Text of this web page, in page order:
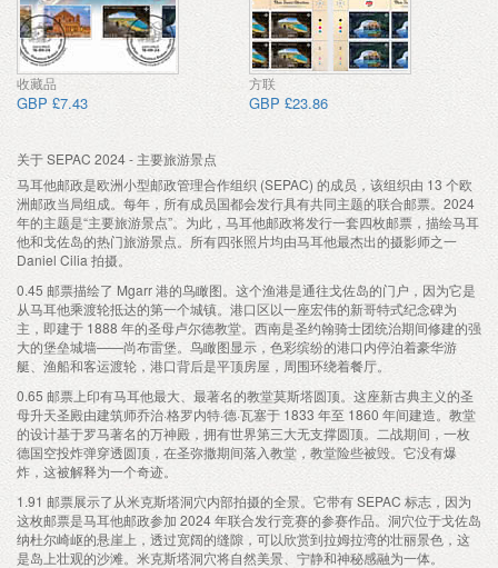
收藏品
GBP £7.43
方联
GBP £23.86
关于 SEPAC 2024 - 主要旅游景点
马耳他邮政是欧洲小型邮政管理合作组织 (SEPAC) 的成员，该组织由 13 个欧
洲邮政当局组成。每年，所有成员国都会发行具有共同主题的联合邮票。2024
年的主题是“主要旅游景点”。为此，马耳他邮政将发行一套四枚邮票，描绘马耳
他和戈佐岛的热门旅游景点。所有四张照片均由马耳他最杰出的摄影师之一
Daniel Cilia 拍摄。
0.45 邮票描绘了 Mgarr 港的鸟瞰图。这个渔港是通往戈佐岛的门户，因为它是
从马耳他乘渡轮抵达的第一个城镇。港口区以一座宏伟的新哥特式纪念碑为
主，即建于 1888 年的圣母卢尔德教堂。西南是圣约翰骑士团统治期间修建的强
大的堡垒城墙——尚布雷堡。鸟瞰图显示，色彩缤纷的港口内停泊着豪华游
艇、渔船和客运渡轮，港口背后是平顶房屋，周围环绕着餐厅。
0.65 邮票上印有马耳他最大、最著名的教堂莫斯塔圆顶。这座新古典主义的圣
母升天圣殿由建筑师乔治·格罗内特·德·瓦塞于 1833 年至 1860 年间建造。教堂
的设计基于罗马著名的万神殿，拥有世界第三大无支撑圆顶。二战期间，一枚
德国空投炸弹穿透圆顶，在圣弥撒期间落入教堂，教堂险些被毁。它没有爆
炸，这被解释为一个奇迹。
1.91 邮票展示了从米克斯塔洞穴内部拍摄的全景。它带有 SEPAC 标志，因为
这枚邮票是马耳他邮政参加 2024 年联合发行竞赛的参赛作品。洞穴位于戈佐岛
纳杜尔崎岖的悬崖上，透过宽阔的缝隙，可以欣赏到拉姆拉湾的壮丽景色，这
是岛上壮观的沙滩。米克斯塔洞穴将自然美景、宁静和神秘感融为一体。